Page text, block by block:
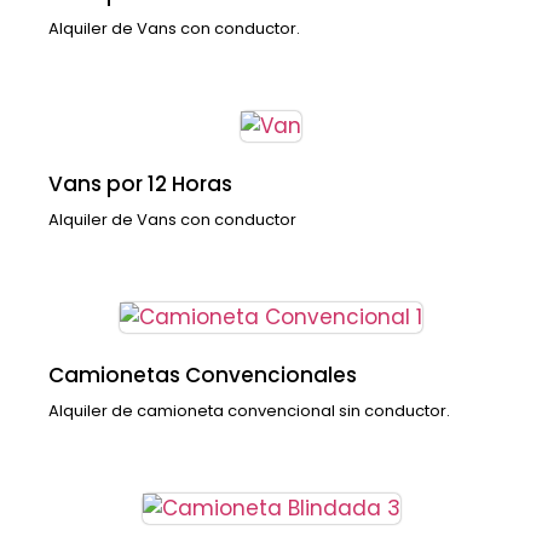
Alquiler de Vans con conductor.
Vans por 12 Horas
Alquiler de Vans con conductor
Camionetas Convencionales
Alquiler de camioneta convencional sin conductor.